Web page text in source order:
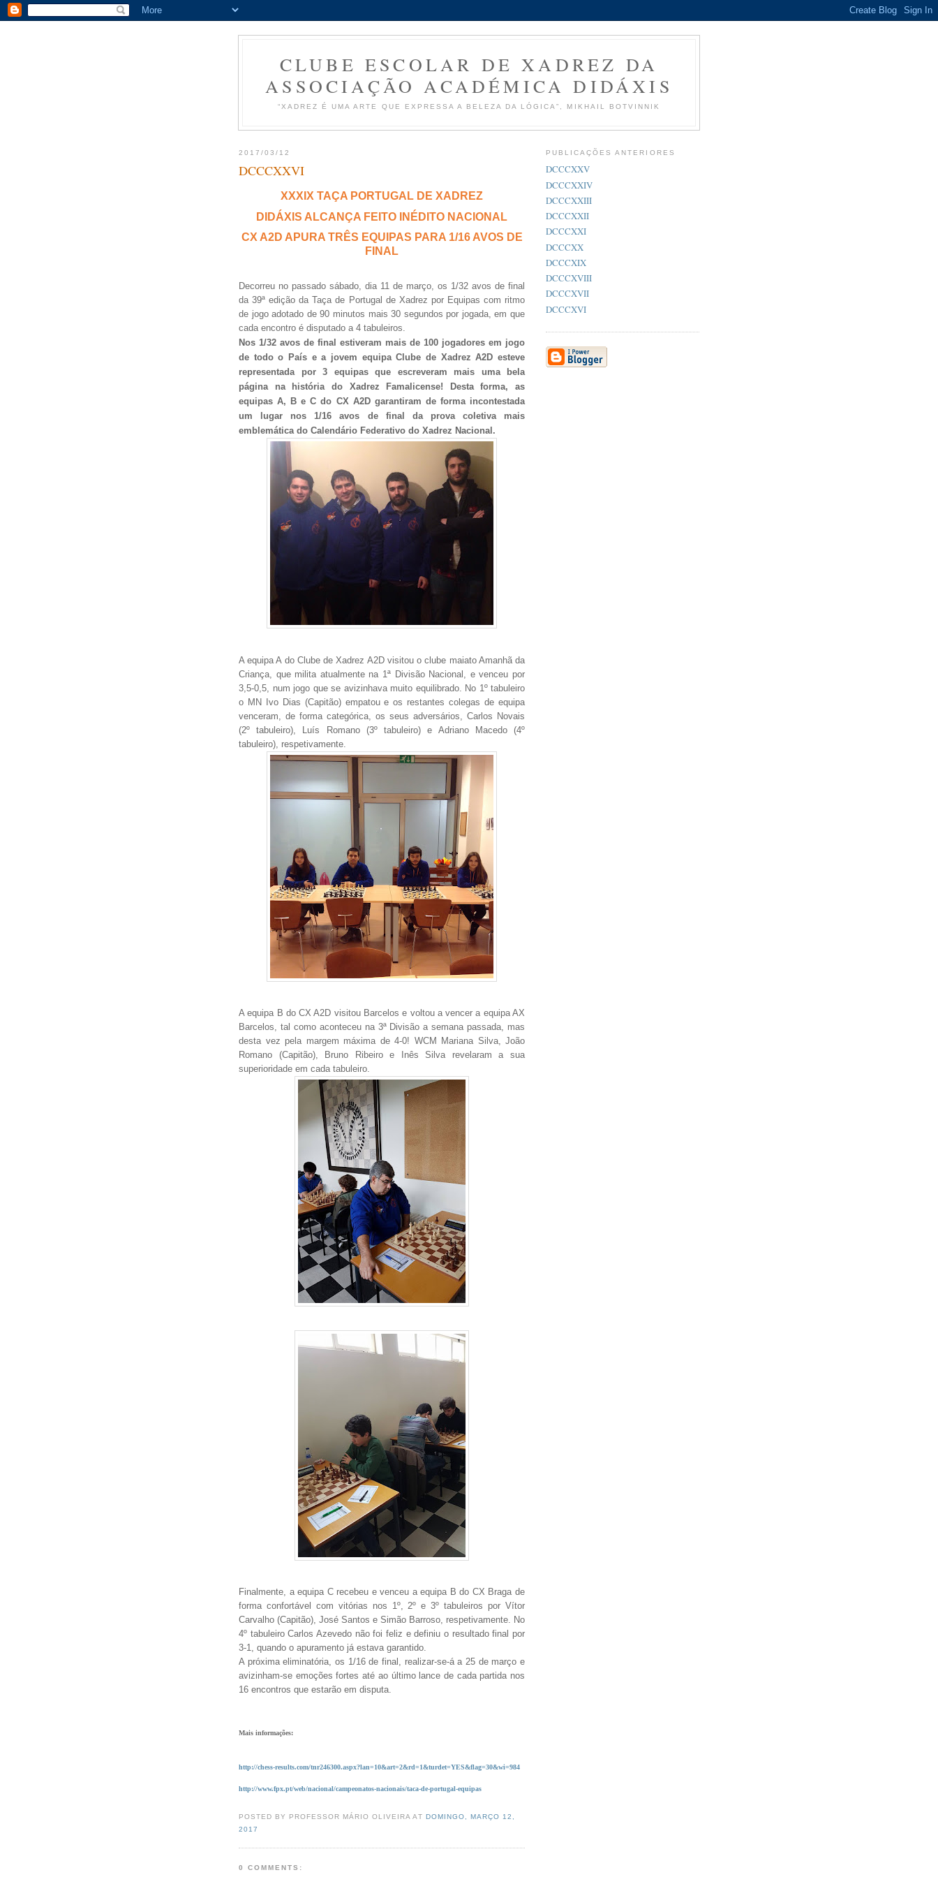
CLUBE ESCOLAR DE XADREZ DA
ASSOCIAÇÃO ACADÉMICA DIDÁXIS
“XADREZ É UMA ARTE QUE EXPRESSA A BELEZA DA LÓGICA”, MIKHAIL BOTVINNIK
2017/03/12
DCCCXXVI
XXXIX TAÇA PORTUGAL DE XADREZ
DIDÁXIS ALCANÇA FEITO INÉDITO NACIONAL
CX A2D APURA TRÊS EQUIPAS PARA 1/16 AVOS DE
FINAL
Decorreu no passado sábado, dia 11 de março, os 1/32 avos de final
da 39ª edição da Taça de Portugal de Xadrez por Equipas com ritmo
de jogo adotado de 90 minutos mais 30 segundos por jogada, em que
cada encontro é disputado a 4 tabuleiros.
Nos 1/32 avos de final estiveram mais de 100 jogadores em jogo
de todo o País e a jovem equipa Clube de Xadrez A2D esteve
representada por 3 equipas que escreveram mais uma bela
página na história do Xadrez Famalicense! Desta forma, as
equipas A, B e C do CX A2D garantiram de forma incontestada
um lugar nos 1/16 avos de final da prova coletiva mais
emblemática do Calendário Federativo do Xadrez Nacional.
A equipa A do Clube de Xadrez A2D visitou o clube maiato Amanhã da
Criança, que milita atualmente na 1ª Divisão Nacional, e venceu por
3,5-0,5, num jogo que se avizinhava muito equilibrado. No 1º tabuleiro
o MN Ivo Dias (Capitão) empatou e os restantes colegas de equipa
venceram, de forma categórica, os seus adversários, Carlos Novais
(2º tabuleiro), Luís Romano (3º tabuleiro) e Adriano Macedo (4º
tabuleiro), respetivamente.
A equipa B do CX A2D visitou Barcelos e voltou a vencer a equipa AX
Barcelos, tal como aconteceu na 3ª Divisão a semana passada, mas
desta vez pela margem máxima de 4-0! WCM Mariana Silva, João
Romano (Capitão), Bruno Ribeiro e Inês Silva revelaram a sua
superioridade em cada tabuleiro.
Finalmente, a equipa C recebeu e venceu a equipa B do CX Braga de
forma confortável com vitórias nos 1º, 2º e 3º tabuleiros por Vítor
Carvalho (Capitão), José Santos e Simão Barroso, respetivamente. No
4º tabuleiro Carlos Azevedo não foi feliz e definiu o resultado final por
3-1, quando o apuramento já estava garantido.
A próxima eliminatória, os 1/16 de final, realizar-se-á a 25 de março e
avizinham-se emoções fortesaté ao último lance de cada partida nos
16 encontros que estarão em disputa.
Mais informações:
http://chess-results.com/tnr246300.aspx?lan=10&art=2&rd=1&turdet=YES&flag=30&wi=984
http://www.fpx.pt/web/nacional/campeonatos-nacionais/taca-de-portugal-equipas
POSTED BY PROFESSOR MÁRIO OLIVEIRA AT DOMINGO, MARÇO 12,
2017
0 COMMENTS:
PUBLICAÇÕES ANTERIORES
DCCCXXV
DCCCXXIV
DCCCXXIII
DCCCXXII
DCCCXXI
DCCCXX
DCCCXIX
DCCCXVIII
DCCCXVII
DCCCXVI